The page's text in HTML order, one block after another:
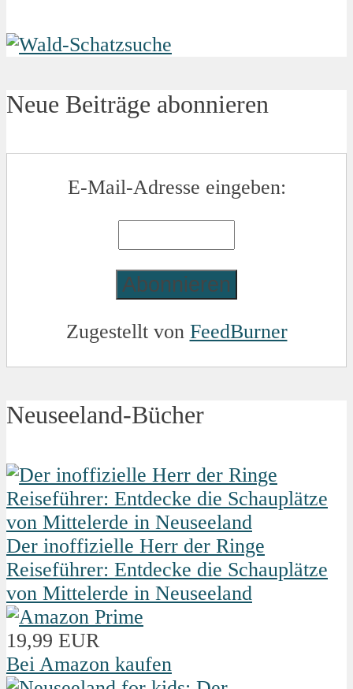
Neue Beiträge abonnieren
E-Mail-Adresse eingeben:
Zugestellt von FeedBurner
Neuseeland-Bücher
Der inoffizielle Herr der Ringe
Reiseführer: Entdecke die Schauplätze
von Mittelerde in Neuseeland
19,99 EUR
Bei Amazon kaufen